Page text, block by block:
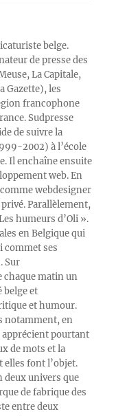
belge.
de presse des
La Capitale,
Gazette), les
francophone
Sudpresse
de suivre la
2002) à l’école
Il enchaîne ensuite
web. En
webdesigner
Parallèlement,
humeurs d’Oli ».
en Belgique qui
commet ses
Sur
chaque matin un
belge et
et humour.
notamment, en
pourtant
de mots et la
elles font l’objet.
deux univers que
de fabrique des
entre deux